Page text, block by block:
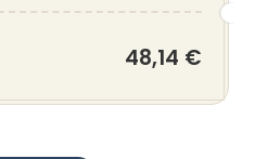
48,14 €